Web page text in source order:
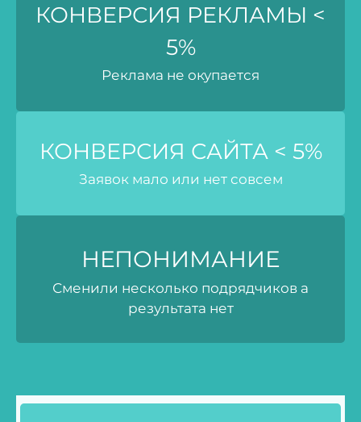
КОНВЕРСИЯ РЕКЛАМЫ <
5%
Реклама не окупается
КОНВЕРСИЯ САЙТА < 5%
Заявок мало или нет совсем
НЕПОНИМАНИЕ
Сменили несколько подрядчиков а
результата нет